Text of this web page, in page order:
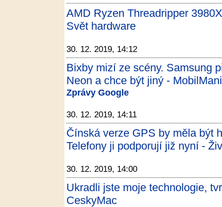
AMD Ryzen Threadripper
Svět hardware
30. 12. 2019, 14:12
Bixby mizí ze scény. Samsung
Neon a chce být jiný -
Zprávy Google
30. 12. 2019, 14:11
Čínská verze GPS by měla být
Telefony ji podporují již nyní -
30. 12. 2019, 14:00
Ukradli jste moje technologie,
CeskyMac